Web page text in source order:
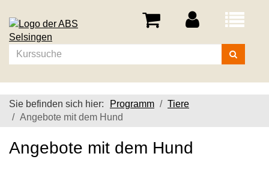
Menü
Kurse
suchen
Sie befinden sich hier: Programm
Tiere
Angebote mit dem Hund
Angebote mit dem Hund